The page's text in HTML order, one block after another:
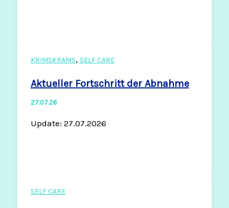
KRIMSKRAMS, SELF CARE
Aktueller Fortschritt der Abnahme
27.07.26
Update: 27.07.2026
SELF CARE